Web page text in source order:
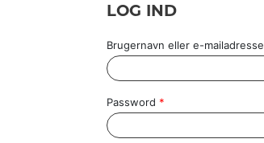
LÆSER
LÆSER
NAVNE
HISTORIE
TEORI
LOG IND
Brugernavn eller e-mailadresse
Password *